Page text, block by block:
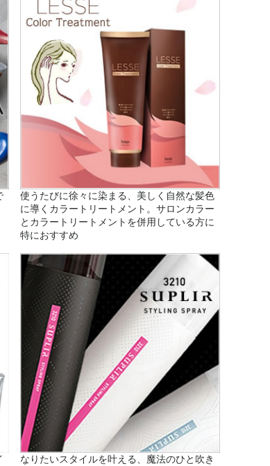
使うたびに徐々に染まる、美しく自然な髪色
に導くカラートリートメント。サロンカラー
とカラートリートメントを併用している方に
特におすすめ
なりたいスタイルを叶える、魔法のひと吹き